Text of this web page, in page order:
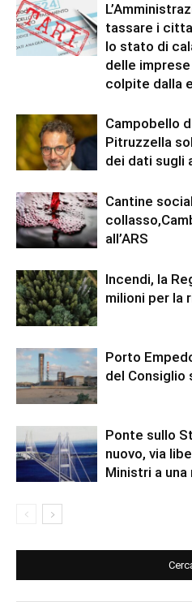
tassare i
lo stato di
delle
colpite dalla
Campobello
Pitruzzella
dei dati sugli
Cantine
all’ARS
Incendi, la
milioni per la
Porto
del Consiglio
Ponte sullo
nuovo, via
Ministri a una